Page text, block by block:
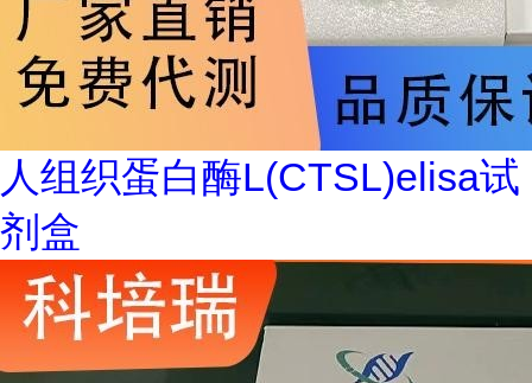
人组织蛋白酶L(CTSL)elisa试
剂盒